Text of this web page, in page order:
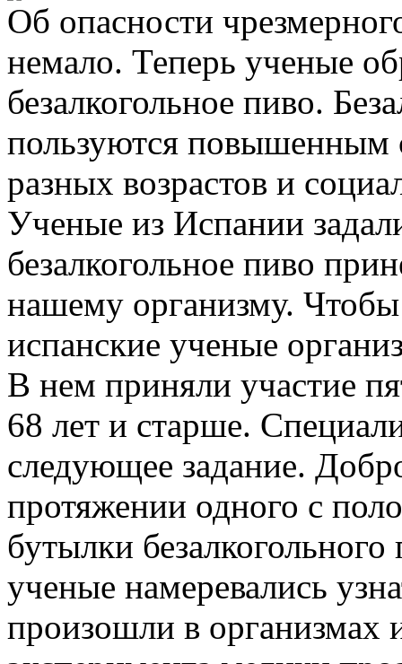
Об опасности
немало. Теперь ученые
безалкогольное пиво.
пользуются повышенным
разных возрастов и
Ученые из Испании
безалкогольное пиво
нашему организму.
испанские ученые
В нем приняли участие
68 лет и старше.
следующее задание.
протяжении одного с
бутылки
ученые намеревались
произошли в организмах